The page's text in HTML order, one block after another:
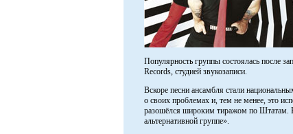
Популярность группы состоялась после
Records, студией звукозаписи.
Вскоре песни ансамбля стали
о своих проблемах и, тем не менее, это
разошёлся широким тиражом по Штатам.
альтернативной группе».